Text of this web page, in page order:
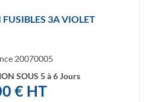
3A VIOLET
20070005
SOUS 5 à 6 Jours
€ HT